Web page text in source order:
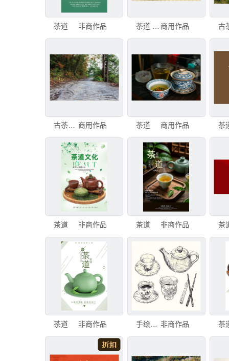
茶道 非商作品 商用作品
古茶道万里茶道五峰段 商用作品 茶道 商用作品 茶
茶道 非商作品 茶道 非商作品 茶
茶道 非商作品 非商作品 茶